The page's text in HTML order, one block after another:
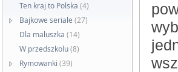
Ten kraj to Polska (4)
Bajkowe seriale (27)
Dla maluszka (14)
W przedszkolu(8)
Rymowanki (39)